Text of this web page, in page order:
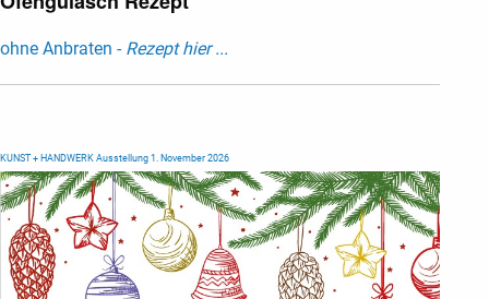
ohne Anbraten - Rezept hier ...
KUNST + HANDWERK Ausstellung 1. November 2026